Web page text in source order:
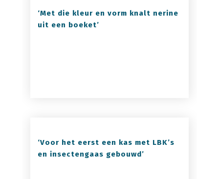
‘Met die kleur en vorm knalt nerine
uit een boeket’
‘Voor het eerst een kas met LBK’s
en insectengaas gebouwd’